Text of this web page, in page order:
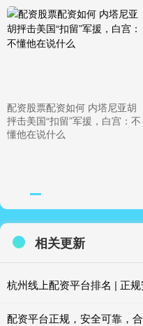
配资股票配资如何 内塔尼亚胡
抨击美国“扣留”军援，白宫：不
懂他在说什么
相关更新
杭州线上配资平台排名 | 正
配资平台正规，安全可靠，